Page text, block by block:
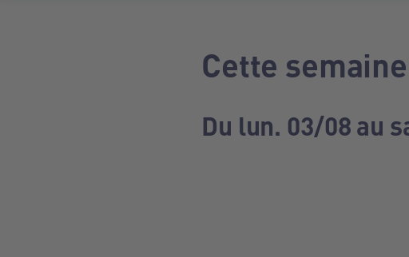
Cette
Du lun. 03/08 au